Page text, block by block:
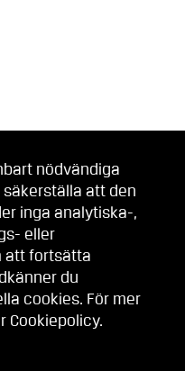
nödvändiga
att den
inga analytiska-,
eller
att fortsätta
du
cookies. För mer
Cookiepolicy.